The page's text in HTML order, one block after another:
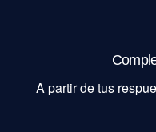
A partir de tus